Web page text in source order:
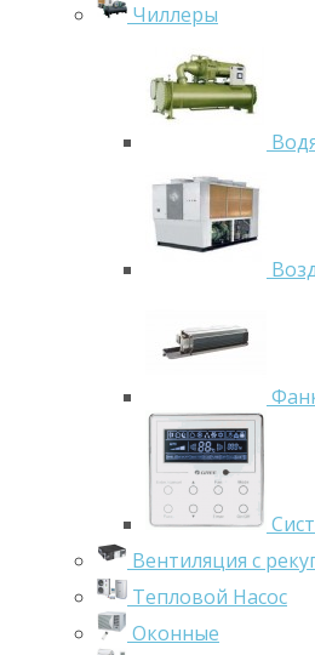
Чиллеры
Вентиляция с
Тепловой Насос
Оконные